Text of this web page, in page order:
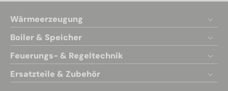
Wärmeerzeugung
Boiler & Speicher
Feuerungs- & Regeltechnik
Ersatzteile & Zubehör